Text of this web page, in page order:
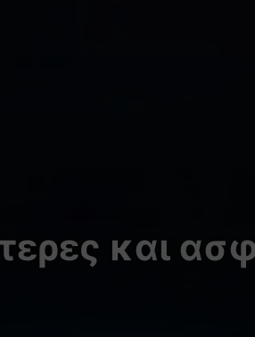
και